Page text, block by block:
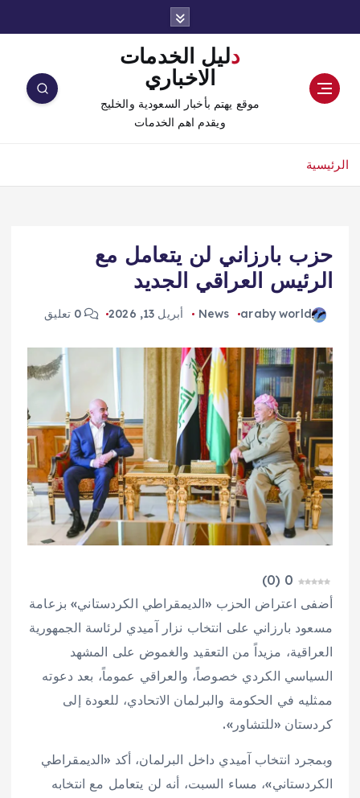
دليل الخدمات
الاخباري
موقع يهتم بأخبار السعودية والخليج
ويقدم اهم الخدمات
الرئيسية
حزب بارزاني لن يتعامل مع
الرئيس العراقي الجديد
araby world
News أبريل 13, 2026 0 تعليق
0
(
0
)
أضفى اعتراض الحزب «الديمقراطي الكردستاني» بزعامة
مسعود بارزاني على انتخاب نزار آميدي لرئاسة الجمهورية
العراقية، مزيداً من التعقيد والغموض على المشهد
السياسي الكردي خصوصاً، والعراقي عموماً، بعد دعوته
ممثليه في الحكومة والبرلمان الاتحادي، للعودة إلى
كردستان «للتشاور».
وبمجرد انتخاب آميدي داخل البرلمان، أكد «الديمقراطي
الكردستاني»، مساء السبت، أنه لن يتعامل مع انتخابه